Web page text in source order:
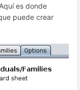
es donde
puede crear